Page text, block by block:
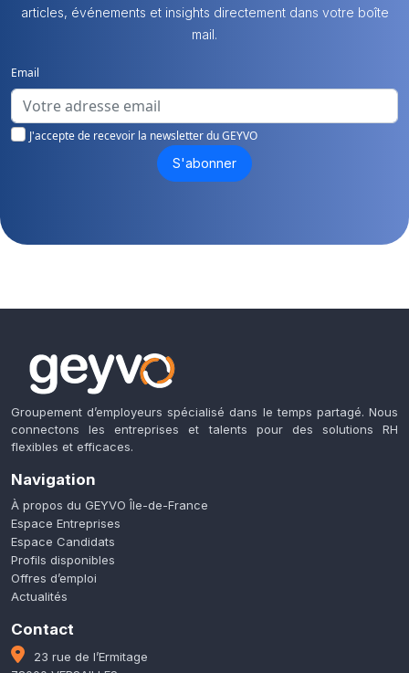
articles, événements et insights directement dans votre boîte
mail.
Email
J'accepte de recevoir la newsletter du GEYVO
S'abonner
Groupement d’employeurs spécialisé dans le temps partagé. Nous
connectons les entreprises et talents pour des solutions RH
flexibles et efficaces.
Navigation
À propos du GEYVO Île-de-France
Espace Entreprises
Espace Candidats
Profils disponibles
Offres d’emploi
Actualités
Contact
23 rue de l’Ermitage